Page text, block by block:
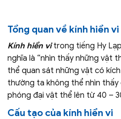
Tổng quan về kính hiển vi
Kính hiển vitrong tiếng Hy
nghĩa là “nhìn thấy những vật
thể quan sát những vật có
thường ta không thể nhìn thấy
phóng đại vật thể lên từ 40 –
Cấu tạo của kính hiển vi